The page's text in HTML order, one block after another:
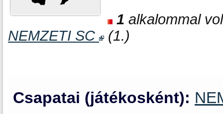
1 alkalommal
NEMZETI SC
(1.)
Csapatai (játékosként):